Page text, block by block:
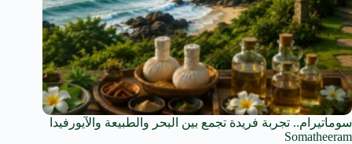
سوماتيرام.. تجربة فريدة تجمع بين البحر والطبيعة والآيورفيدا
Somatheeram